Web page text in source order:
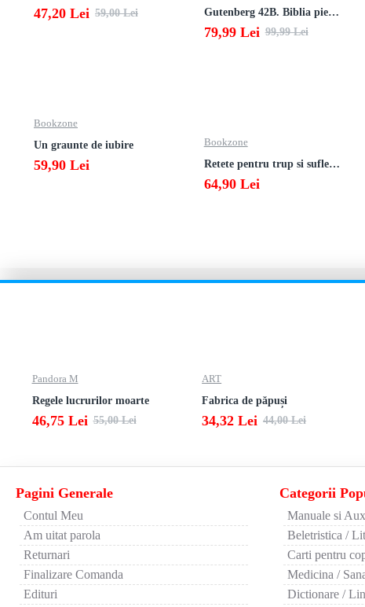
47,20 Lei 59,00 Lei
Gutenberg 42B. Biblia pierduta
79,99 Lei 99,99 Lei
Bookzone
Un graunte de iubire
59,90 Lei
Bookzone
Retete pentru trup si suflet din bucataria manastirii
64,90 Lei
Pandora M
Regele lucrurilor moarte
46,75 Lei 55,00 Lei
ART
Fabrica de păpuși
34,32 Lei 44,00 Lei
Pagini Generale
Contul Meu
Am uitat parola
Returnari
Finalizare Comanda
Edituri
Categorii
Manuale si
Beletristica /
Carti pentru
Medicina /
Dictionare /